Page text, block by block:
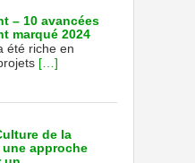
– 10 avancées
marqué 2024
été riche en
[…]
de la
une approche